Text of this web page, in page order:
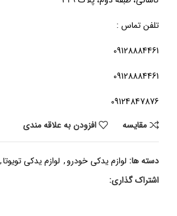
تلفن تماس :
09128884461
09128884461
09124847876
مقايسه
افزودن به علاقه مندی
دسته ها: لوازم یدکی خودرو, لوازم یدکی تویوتا,
اشتراک گذاری: